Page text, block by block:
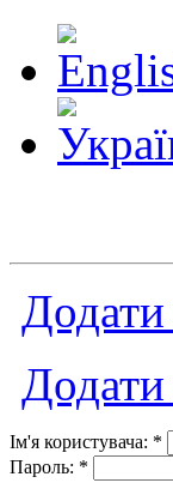
Додати
Ім'я користувача: *
Пароль: *